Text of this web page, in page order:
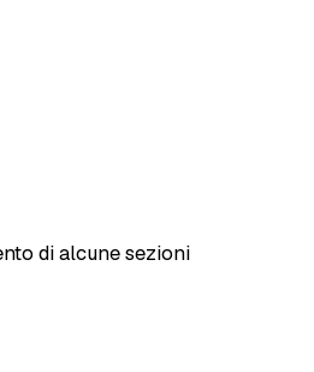
di alcune sezioni